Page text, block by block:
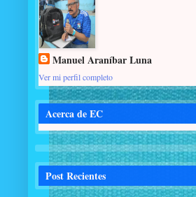
Manuel Araníbar Luna
Ver mi perfil completo
Acerca de EC
Post Recientes